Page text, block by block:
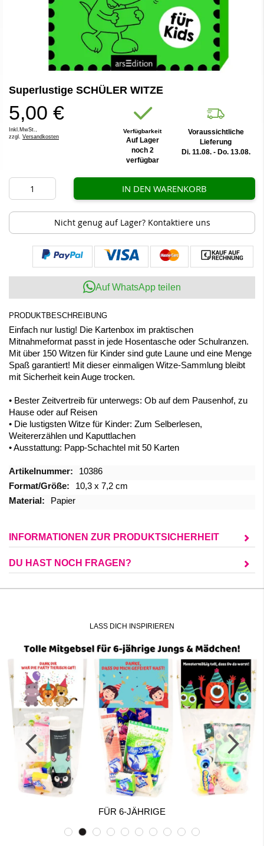
Anfang
Bildergalerie
springen
Superlustige SCHÜLER WITZE
5,00 €
Inkl.MwSt.,
zzgl. Versandkosten
Verfügbarkeit
Auf Lager
noch 2
verfügbar
Voraussichtliche
Lieferung
Di. 11.08. - Do. 13.08.
IN DEN WARENKORB
Nicht genug auf Lager? Kontaktiere uns
Auf WhatsApp teilen
PRODUKTBESCHREIBUNG
Einfach nur lustig! Die Kartenbox im praktischen
Mitnahmeformat passt in jede Hosentasche oder Schulranzen.
Mit über 150 Witzen für Kinder sind gute Laune und eine Menge
Spaß garantiert! Mit dieser einmaligen Witze-Sammlung bleibt
mit Sicherheit kein Auge trocken.
• Bester Zeitvertreib für unterwegs: Ob auf dem Pausenhof, zu
Hause oder auf Reisen
• Die lustigsten Witze für Kinder: Zum Selberlesen,
Weitererzählen und Kaputtlachen
• Ausstattung: Papp-Schachtel mit 50 Karten
Mehr
Informationen
10386
10,3 x 7,2 cm
Papier
INFORMATIONEN ZUR PRODUKTSICHERHEIT
DU HAST NOCH FRAGEN?
LASS DICH INSPIRIEREN
FÜR 6-JÄHRIGE